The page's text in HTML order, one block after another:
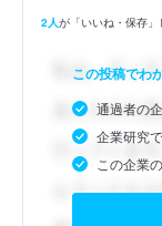
2人が「いいね・保存」
この投稿でわ
通過者の
企業研究
この企業